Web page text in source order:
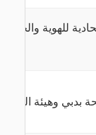
للهوية
بدبي وهيئة الهوية